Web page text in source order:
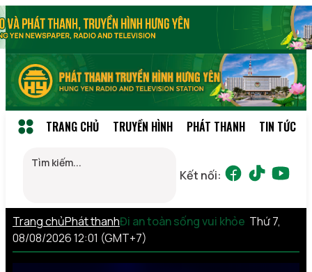
TRANG CHỦ TRUYỀN HÌNH PHÁT THANH TIN TỨC
Kết nối:
Trang chủPhát thanhĐi an toàn sống vui khỏe Thứ 7,
08/08/2026 12:01 (GMT+7)